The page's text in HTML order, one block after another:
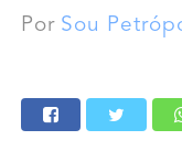
Por Sou